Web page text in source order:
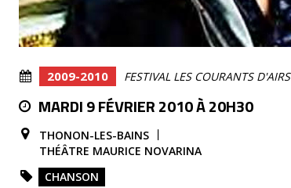
2009-2010 FESTIVAL LES COURANTS D'AIRS
MARDI 9 FÉVRIER 2010 À 20H30
THONON-LES-BAINS
THÉÂTRE MAURICE NOVARINA
CHANSON